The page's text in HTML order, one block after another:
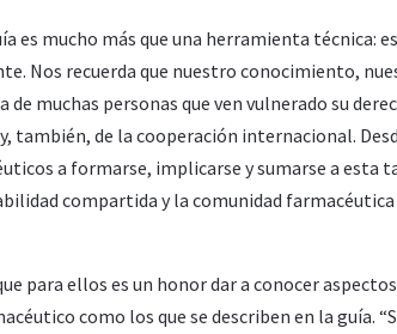
es mucho más que una herramienta técnica:
Nos recuerda que nuestro conocimiento,
muchas personas que ven vulnerado su
también, de la cooperación internacional.
a formarse, implicarse y sumarse a esta
compartida y la comunidad
para ellos es un honor dar a conocer
como los que se describen en la guía.